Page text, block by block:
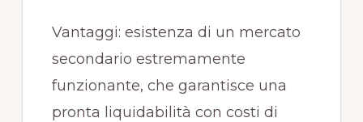
Vantaggi: esistenza di un mercato
secondario estremamente
funzionante, che garantisce una
pronta liquidabilità con costi di